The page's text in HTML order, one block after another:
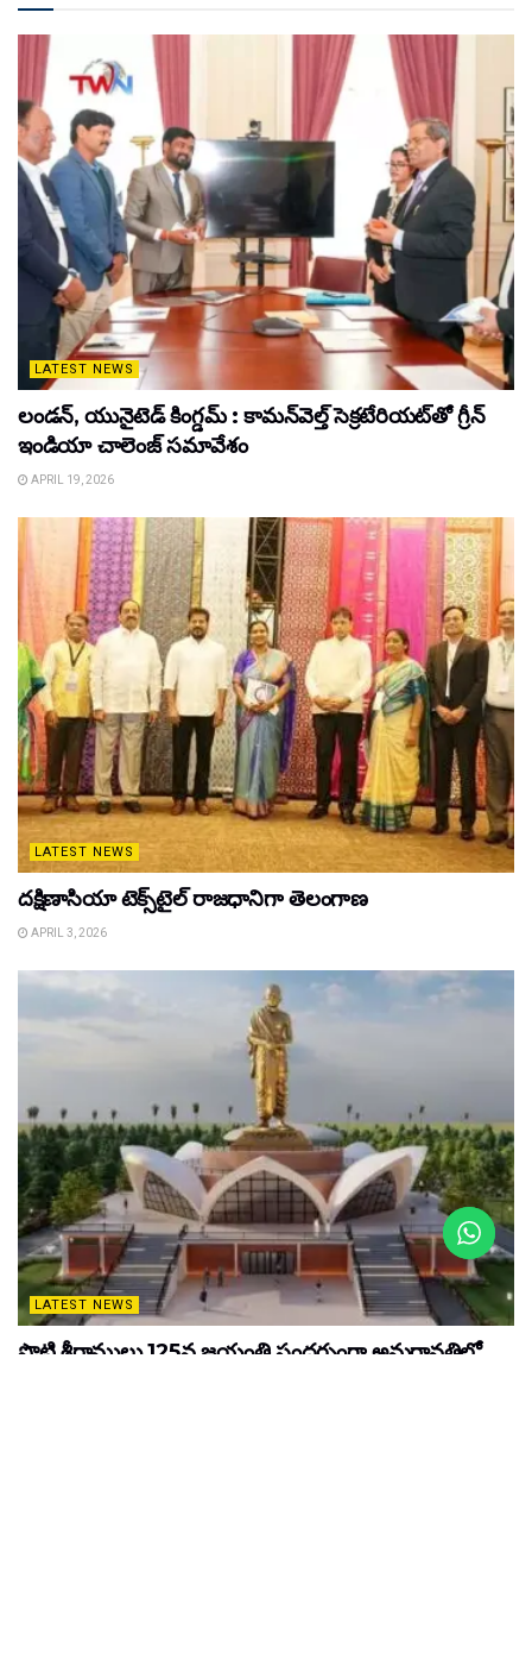
LATEST NEWS
లండన్, యునైటెడ్ కింగ్డమ్ : కామన్‌వెల్త్ సెక్రటేరియట్‌తో గ్రీన్
ఇండియా చాలెంజ్ సమావేశం
APRIL 19, 2026
LATEST NEWS
దక్షిణాసియా టెక్స్‌టైల్ రాజధానిగా తెలంగాణ
APRIL 3, 2026
LATEST NEWS
పొట్టి శ్రీరాములు 125వ జయంతి సందర్భంగా అమరావతిలో